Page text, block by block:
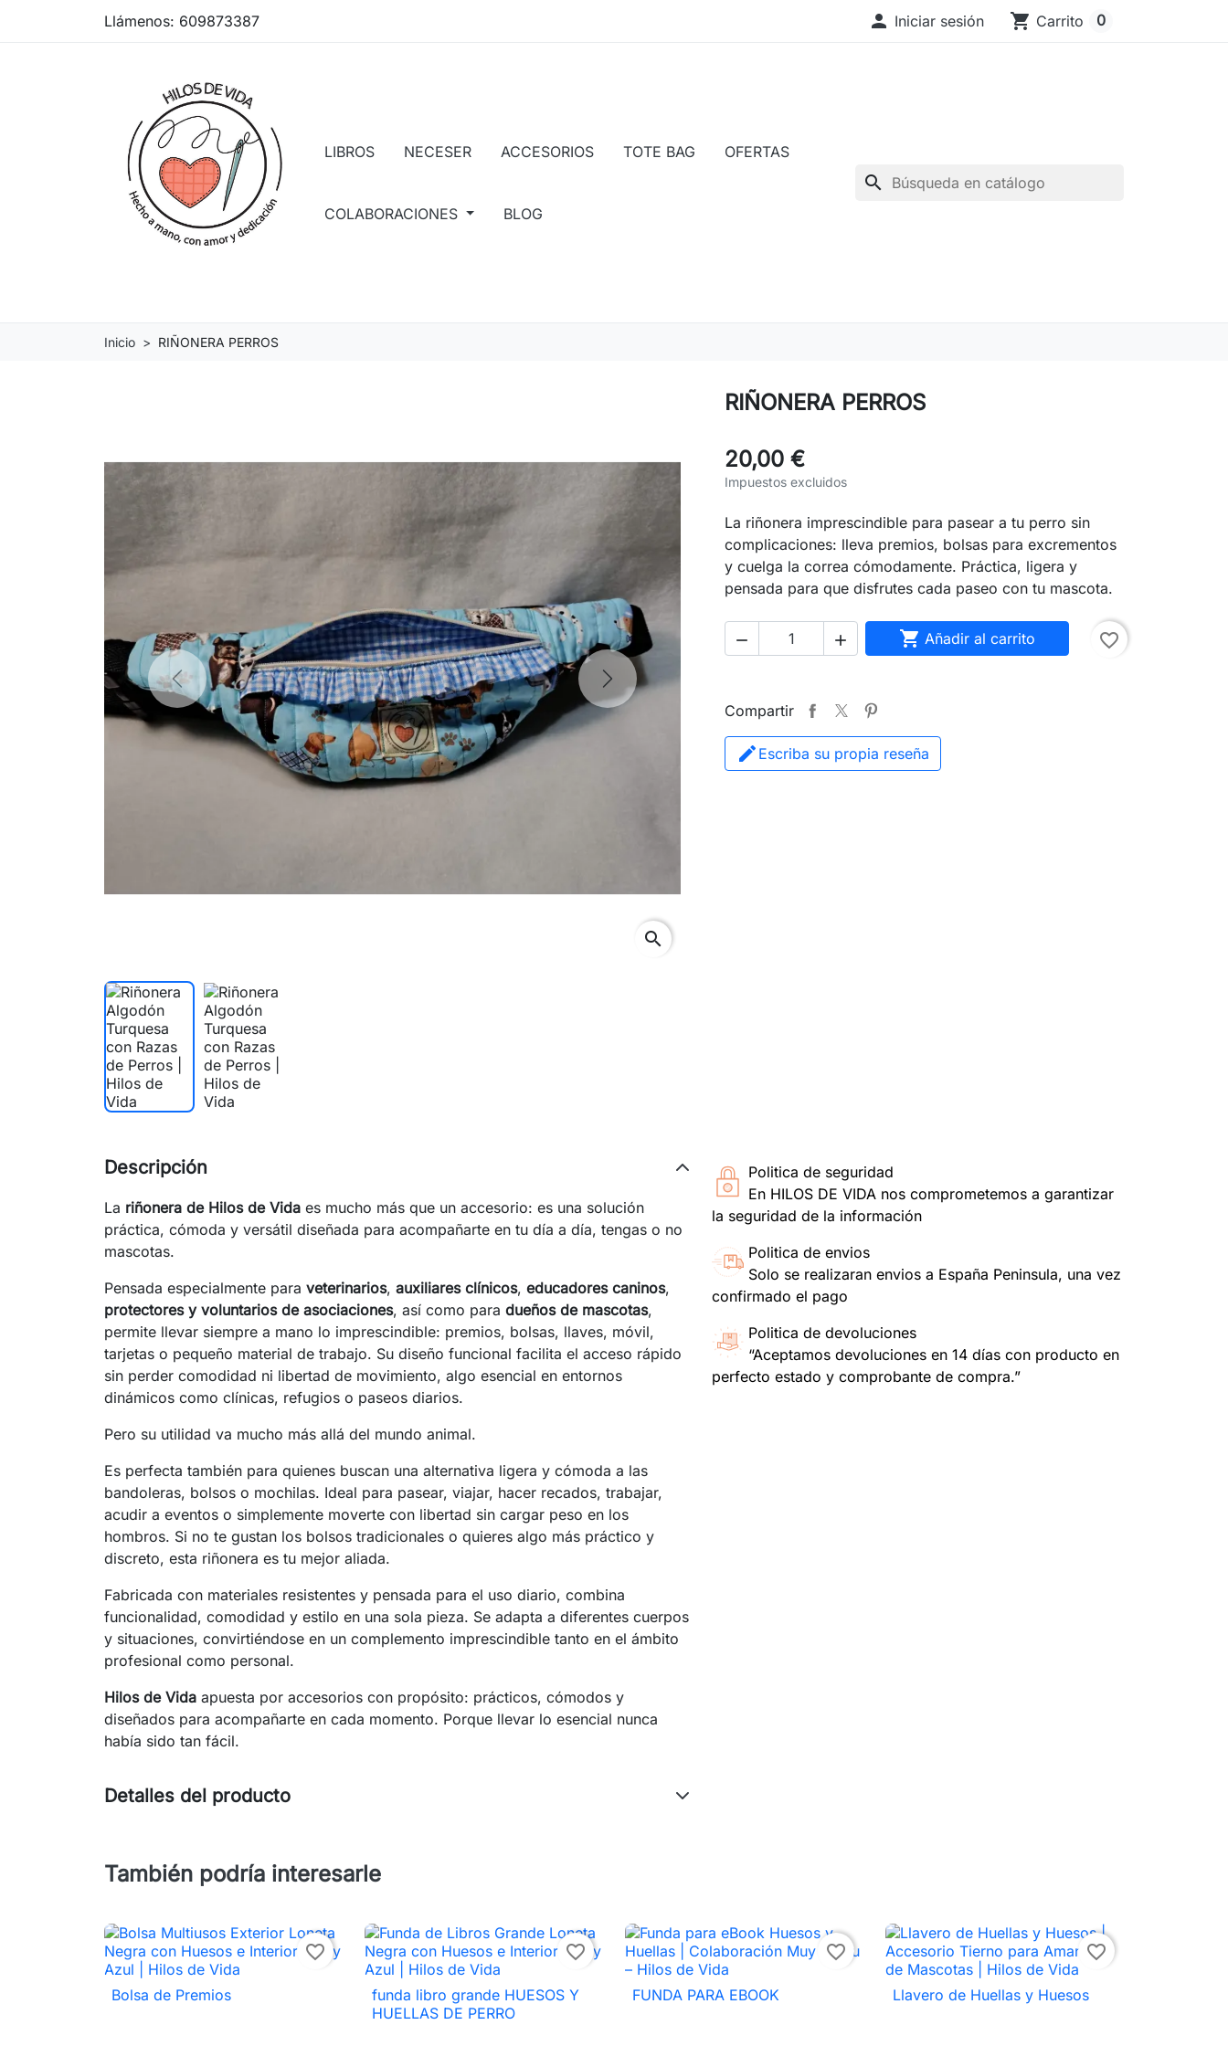
Llámenos: 609873387  Iniciar sesión shopping_cart Carrito 0
LIBROS NECESER ACCESORIOS TOTE BAG OFERTAS
COLABORACIONES BLOG
search
Inicio RIÑONERA PERROS
Previous Next
RIÑONERA PERROS
20,00 €
Impuestos excluidos
La riñonera imprescindible para pasear a tu perro sin
complicaciones: lleva premios, bolsas para excrementos
y cuelga la correa cómodamente. Práctica, ligera y
pensada para que disfrutes cada paseo con tu mascota.
   Añadir al carrito favorite_border
Compartir
Escriba su propia reseña
Politica de seguridad
En HILOS DE VIDA nos comprometemos a garantizar
la seguridad de la información
Politica de envios
Solo se realizaran envios a España Peninsula, una vez
confirmado el pago
Politica de devoluciones
“Aceptamos devoluciones en 14 días con producto en
perfecto estado y comprobante de compra.”
Descripción
La riñonera de Hilos de Vida es mucho más que un accesorio: es una solución
práctica, cómoda y versátil diseñada para acompañarte en tu día a día, tengas o no
mascotas.
Pensada especialmente para veterinarios, auxiliares clínicos, educadores caninos,
protectores y voluntarios de asociaciones, así como para dueños de mascotas,
permite llevar siempre a mano lo imprescindible: premios, bolsas, llaves, móvil,
tarjetas o pequeño material de trabajo. Su diseño funcional facilita el acceso rápido
sin perder comodidad ni libertad de movimiento, algo esencial en entornos
dinámicos como clínicas, refugios o paseos diarios.
Pero su utilidad va mucho más allá del mundo animal.
Es perfecta también para quienes buscan una alternativa ligera y cómoda a las
bandoleras, bolsos o mochilas. Ideal para pasear, viajar, hacer recados, trabajar,
acudir a eventos o simplemente moverte con libertad sin cargar peso en los
hombros. Si no te gustan los bolsos tradicionales o quieres algo más práctico y
discreto, esta riñonera es tu mejor aliada.
Fabricada con materiales resistentes y pensada para el uso diario, combina
funcionalidad, comodidad y estilo en una sola pieza. Se adapta a diferentes cuerpos
y situaciones, convirtiéndose en un complemento imprescindible tanto en el ámbito
profesional como personal.
Hilos de Vida apuesta por accesorios con propósito: prácticos, cómodos y
diseñados para acompañarte en cada momento. Porque llevar lo esencial nunca
había sido tan fácil.
Detalles del producto
También podría interesarle
favorite_border
 Vista rápida
Bolsa de Premios
favorite_border
 Vista rápida
funda libro grande HUESOS Y
HUELLAS DE PERRO
favorite_border
 Vista rápida
FUNDA PARA EBOOK
favorite_border
 Vista rápida
Llavero de Huellas y Huesos